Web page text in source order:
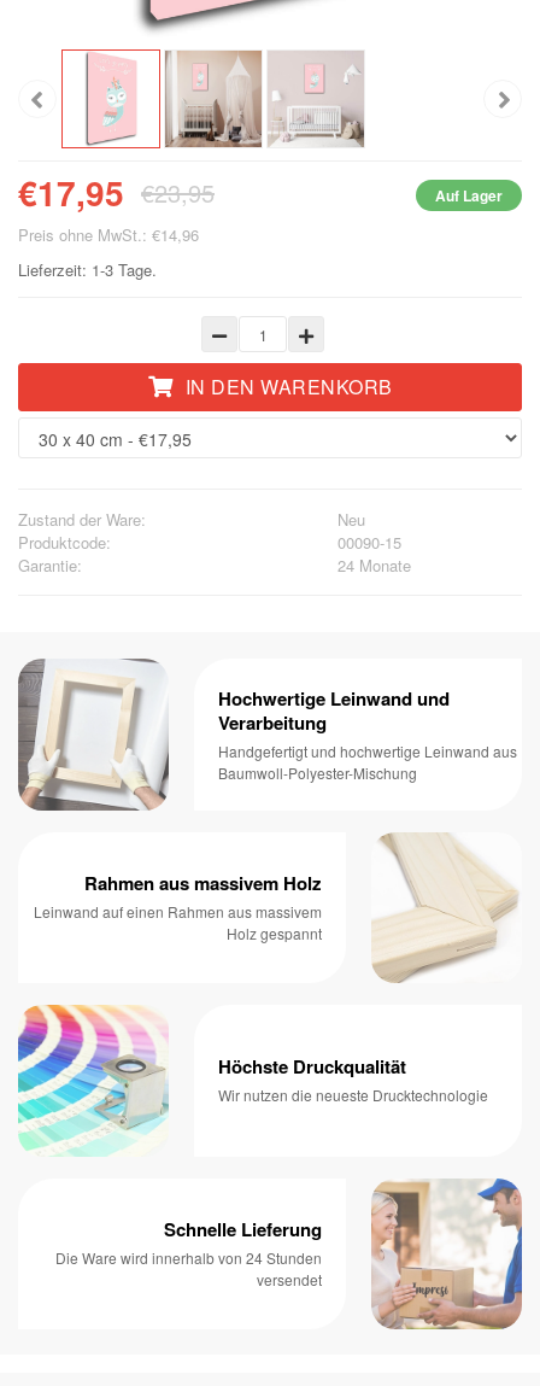
€17,95 €23,95 Auf Lager
Preis ohne MwSt.: €14,96
Lieferzeit: 1-3 Tage.
IN DEN WARENKORB
Zustand der Ware:
Neu
Produktcode:
00090-15
Garantie:
24 Monate
Hochwertige Leinwand und
Verarbeitung
Handgefertigt und hochwertige Leinwand aus
Baumwoll-Polyester-Mischung
Rahmen aus massivem Holz
Leinwand auf einen Rahmen aus massivem
Holz gespannt
Höchste Druckqualität
Wir nutzen die neueste Drucktechnologie
Schnelle Lieferung
Die Ware wird innerhalb von 24 Stunden
versendet